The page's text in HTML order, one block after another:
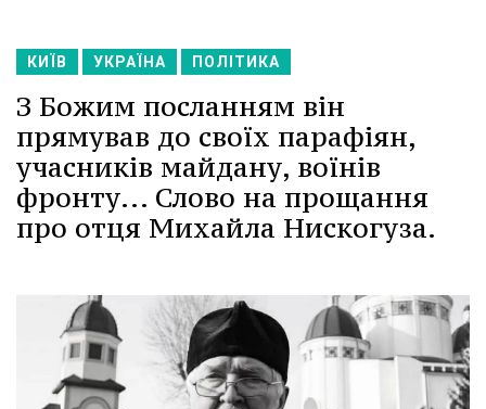
КИЇВ УКРАЇНА ПОЛІТИКА
З Божим посланням він
прямував до своїх парафіян,
учасників майдану, воїнів
фронту... Слово на прощання
про отця Михайла Нискогуза.